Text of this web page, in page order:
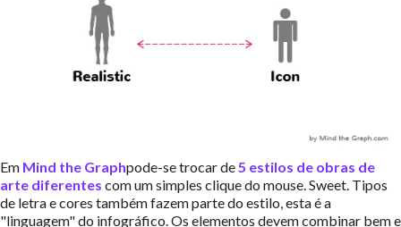
Em Mind the Graphpode-se trocar de5 estilos de obras de
arte diferentes com um simples clique do mouse. Sweet. Tipos
de letra e cores também fazem parte do estilo, esta é a
"linguagem" do infográfico. Os elementos devem combinar bem e